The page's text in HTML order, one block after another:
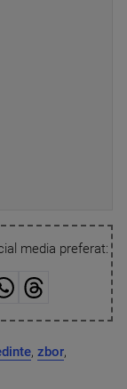
media preferat:
, zbor,